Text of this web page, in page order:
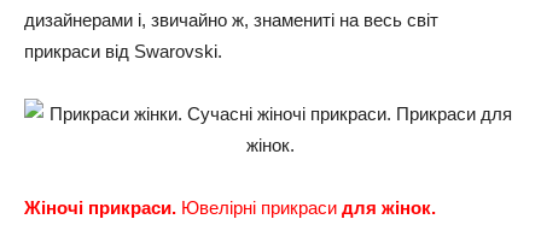
дизайнерами і, звичайно ж, знамениті на весь світ
прикраси від Swarovski.
Жіночі прикраси. Ювелірні прикраси для жінок.